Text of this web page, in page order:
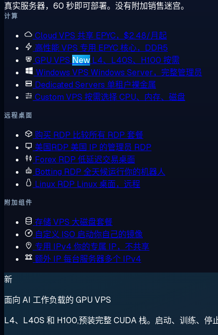
真实服务器，60 秒即可部署。没有附加销售迷宫。
计算
Cloud VPS 共享 EPYC，$2.48/月起
高性能 VPS 专用 EPYC 核心，DDR5
GPU VPS New L4、L40S、H100 按需
Windows VPS Windows Server，完整管理员
Dedicated Servers 单租户裸金属
Custom VPS 按需选择 CPU、内存、磁盘
远程桌面
购买 RDP 比较所有 RDP 套餐
美国RDP 美国 IP 的管理员 RDP
Forex RDP 低延迟交易桌面
Botting RDP 全天候运行你的机器人
Linux RDP Linux 桌面，远程
附加组件
存储 VPS 大磁盘套餐
自定义 ISO 启动你自己的镜像
专用 IPv4 你的专属 IP，不共享
额外 IP 每台服务器多个 IPv4
新
面向 AI 工作负载的 GPU VPS
L4、L40S 和 H100,预装完整 CUDA 栈。启动、训练、停止